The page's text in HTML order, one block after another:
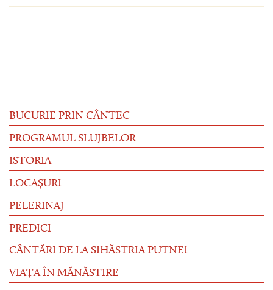
BUCURIE PRIN CÂNTEC
PROGRAMUL SLUJBELOR
ISTORIA
LOCAȘURI
PELERINAJ
PREDICI
CÂNTĂRI DE LA SIHĂSTRIA PUTNEI
VIAȚA ÎN MĂNĂSTIRE